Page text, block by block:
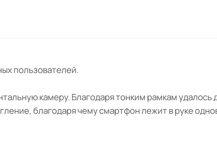
пользователей.
камеру. Благодаря тонким рамкам удалось
благодаря чему смартфон лежит в руке